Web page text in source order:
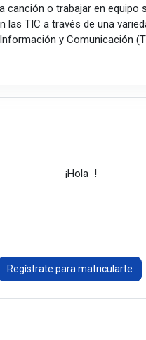
canción o trabajar en
las TIC a través de una
y Comunicación
¡Hola !
Regístrate para matricularte